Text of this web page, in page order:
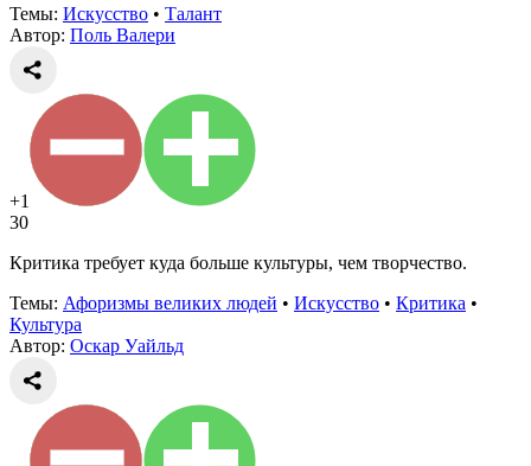
Темы: Искусство • Талант
Автор: Поль Валери
+1
30
Критика требует куда больше культуры, чем творчество.
Темы: Афоризмы великих людей • Искусство • Критика •
Культура
Автор: Оскар Уайльд